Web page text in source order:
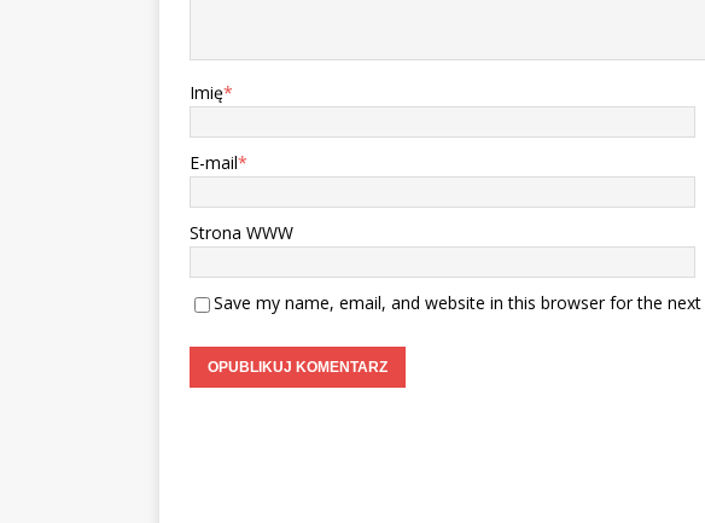
Imię*
E-mail*
Strona WWW
Save my name, email, and website in this browser for the